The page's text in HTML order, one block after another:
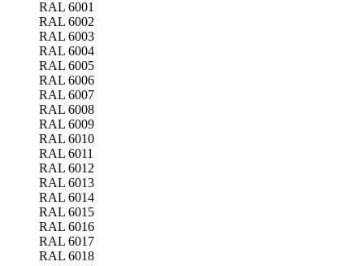
RAL 6001
RAL 6002
RAL 6003
RAL 6004
RAL 6005
RAL 6006
RAL 6007
RAL 6008
RAL 6009
RAL 6010
RAL 6011
RAL 6012
RAL 6013
RAL 6014
RAL 6015
RAL 6016
RAL 6017
RAL 6018